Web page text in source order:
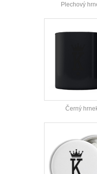
Plechový
Černý